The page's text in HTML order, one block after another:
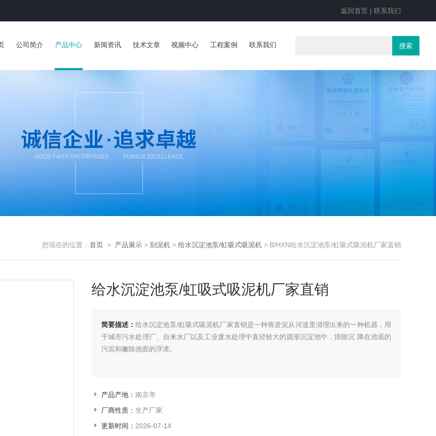
返回首页 | 联系我们
公司简介 产品中心 新闻资讯 技术文章 视频中心 工程案例 联系我们
您现在的位置： 首页 > 产品展示 > 刮泥机 > 给水沉淀池泵/虹吸式吸泥机 > B/HXN给水沉淀池泵/虹吸式吸泥机厂家直销
给水沉淀池泵/虹吸式吸泥机厂家直销
简要描述： 给水沉淀池泵/虹吸式吸泥机厂家直销是一种将淤泥从河道里清理出来的一种机器，用
于城市污水处理厂、自来水厂以及工业废水处理中直径较大的圆形沉淀池中，排除沉 降在池底的
污泥和撇除池面的浮渣。
产品产地： 南京市
厂商性质： 生产厂家
更新时间： 2026-07-14